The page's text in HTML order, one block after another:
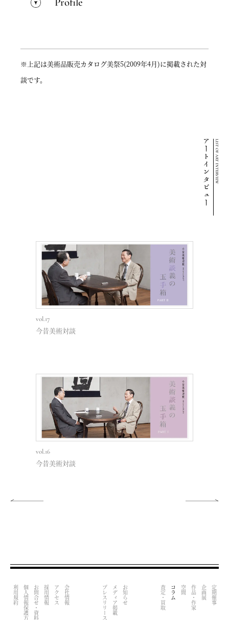
※上記は美術品販売カタログ美祭5(2009年4月)に掲載された対
談です。
LIST OF ART INTERVIEW
vol.17
今昔美術対談
vol.16
今昔美術対談
定期催事
企画展
作品・作家
空間
コラム
査定・買取
お知らせ
メディア掲載
プレスリリース
会社情報
アクセス
採用情報
お問合せ・資料請求
個人情報保護方針
利用規約